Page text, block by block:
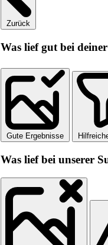
Zurück
Was lief gut bei
Gute Ergebnisse
Was lief bei unserer